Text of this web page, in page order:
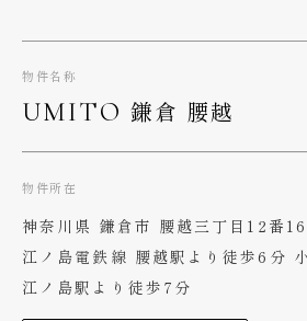
物件名称
UMITO 鎌倉 腰越
物件所在
神奈川県 鎌倉市 腰越三丁目12番
江ノ島電鉄線 腰越駅より徒歩6分
江ノ島駅より徒歩7分